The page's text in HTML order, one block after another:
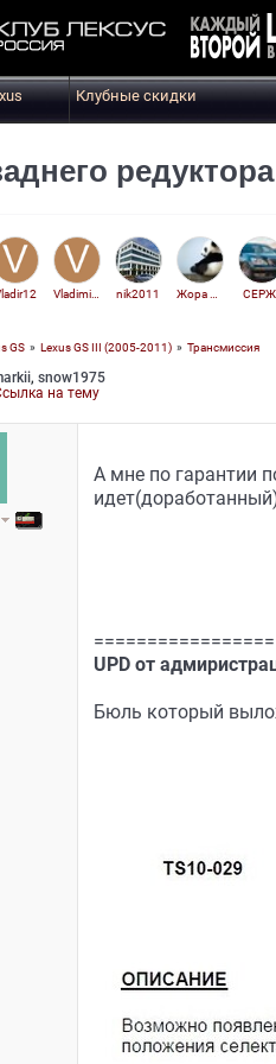
Клубные скидки
Vladimir42 nik2011 СЕРЖ.
GS» Lexus GS III (2005-2011)» Трансмиссия
, snow1975
на тему
А мне по гарантии
=================
UPD от
Бюль который